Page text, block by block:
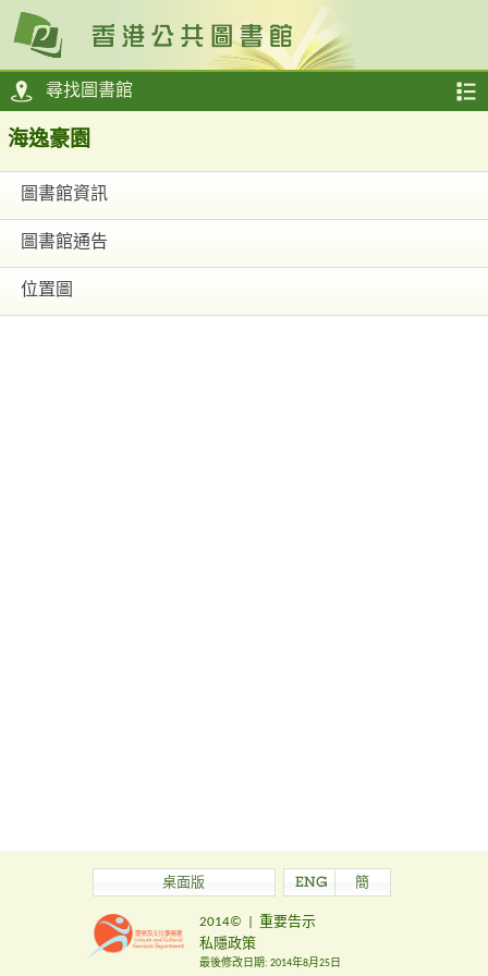
尋找圖書館
海逸豪園
圖書館資訊
圖書館通告
位置圖
桌面版 ENG 簡
2014©
重要告示
私隱政策
最後修改日期: 2014年8月25日